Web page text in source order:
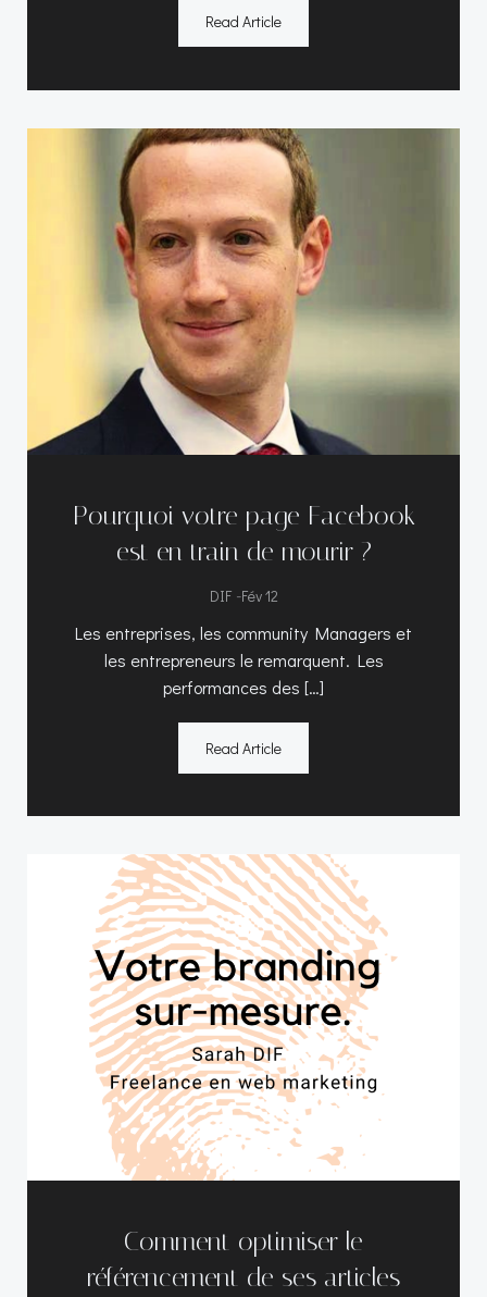
Read Article
Pourquoi votre page Facebook
est en train de mourir ?
DIF -Fév 12
Les entreprises, les community Managers et
les entrepreneurs le remarquent. Les
performances des […]
Read Article
Comment optimiser le
référencement de ses articles